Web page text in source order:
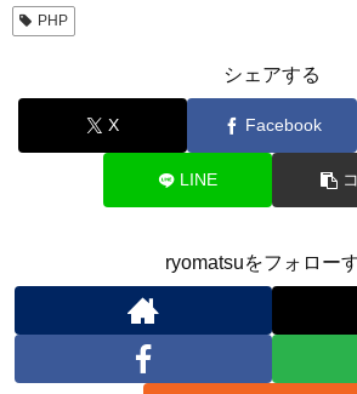
PHP
シェアする
X Facebook
LINE
ryomatsuをフォロー